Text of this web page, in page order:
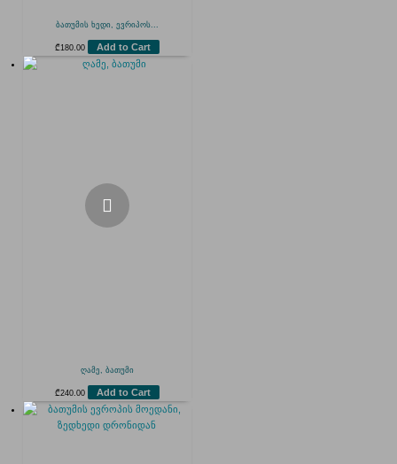
ბათუმის ხედი, ევრიპოს...
₾180.00 Add to Cart
ღამე, ბათუმი
₾240.00 Add to Cart